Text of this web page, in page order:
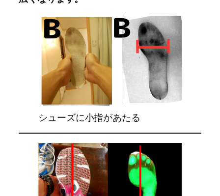
シューズに小指があたる